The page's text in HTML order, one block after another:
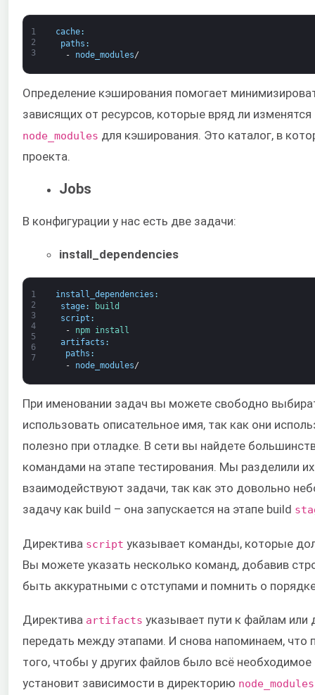
1
2
3
cache:
paths :
-
node_modules/
Определение кэширования помогает
зависящих от ресурсов, которые вряд ли
node_modules для кэширования. Это каталог, в
проекта.
Jobs
В конфигурации у нас есть две задачи:
install_dependencies
1
2
3
4
5
6
7
install_dependencies :
stage:
build
script :
-
npm install
artifacts :
paths :
-
node_modules/
При именовании задач вы можете свободно
использовать описательное имя, так как они
полезно при отладке. В сети вы найдете
командами на этапе тестирования. Мы разделили
взаимодействуют задачи, так как это довольно
задачу как build – она запускается на этапе build
Директива script указывает команды, которые
Вы можете указать несколько команд, добавив
быть аккуратными с отступами и помнить о
Директива artifacts указывает пути к файлам
передать между этапами. И снова напоминаем, что
того, чтобы у других файлов было всё
установит зависимости в директорию node_modules